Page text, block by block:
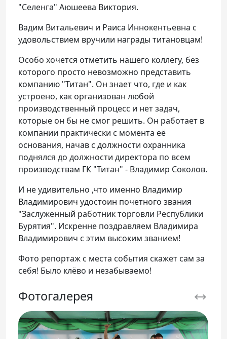
"Селенга" Аюшеева Виктория.
Вадим Витальевич и Раиса Иннокентьевна с
удовольствием вручили награды титановцам!
Особо хочется отметить нашего коллегу, без
которого просто невозможно представить
компанию "Титан". Он знает что, где и как
устроено, как организован любой
производственный процесс и нет задач,
которые он бы не смог решить. Он работает в
компании практически с момента её
основания, начав с должности охранника
поднялся до должности директора по всем
производствам ГК "Титан" - Владимир Соколов.
И не удивительно ,что именно Владимир
Владимирович удостоин почетного звания
"Заслуженный работник торговли Республики
Бурятия". Искренне поздравляем Владимира
Владимирович с этим высоким званием!
Фото репортаж с места события скажет сам за
себя! Было клёво и незабываемо!
Фотогалерея